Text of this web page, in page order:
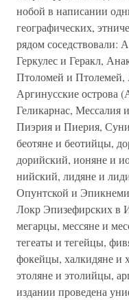
нобой в написании
гео­графических,
рядом соседствовали:
Геркулес и Геракл,
Птоломей и Птолемей,
Аргинусские острова
Геликарнас, Мессалия
Пиэрия и Пиерия,
беотяне и беотийцы,
дорийский, ионяне и
нийский, лидяне и
Опунтской и
Локр Эпизефирских в
мегарцы, мессяне и
тегеаты и тегейцы,
фокейцы, халкидяне и
этоляне и этолийцы,
издании проведена